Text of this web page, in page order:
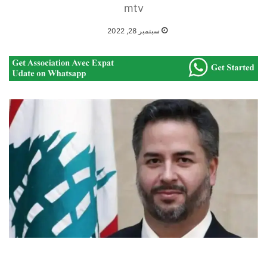
mtv
سبتمبر 28, 2022